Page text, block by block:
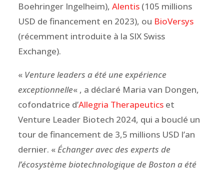
Boehringer Ingelheim), Alentis (105 millions
USD de financement en 2023), ou BioVersys
(récemment introduite à la SIX Swiss
Exchange).
« Venture leaders a été une expérience
exceptionnelle« , a déclaré Maria van Dongen,
cofondatrice d’Allegria Therapeuticset
Venture Leader Biotech 2024, qui a bouclé un
tour de financement de 3,5 millions USD l’an
dernier. «Échanger avec des experts de
l’écosystème biotechnologique de Boston a été